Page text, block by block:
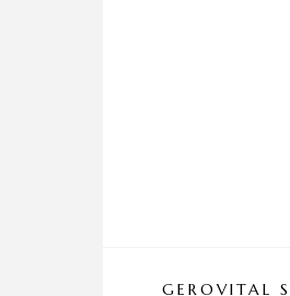
GEROVITAL